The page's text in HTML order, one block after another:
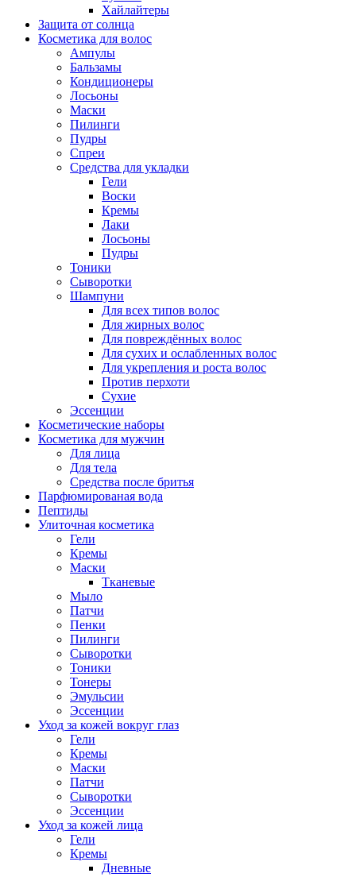
Хайлайтеры
Защита от солнца
Косметика для волос
Ампулы
Бальзамы
Кондиционеры
Лосьоны
Маски
Пилинги
Пудры
Спреи
Средства для укладки
Гели
Воски
Кремы
Лаки
Лосьоны
Пудры
Тоники
Сыворотки
Шампуни
Для всех типов волос
Для жирных волос
Для повреждённых волос
Для сухих и ослабленных волос
Для укрепления и роста волос
Против перхоти
Сухие
Эссенции
Косметические наборы
Косметика для мужчин
Для лица
Для тела
Средства после бритья
Парфюмированая вода
Пептиды
Улиточная косметика
Гели
Кремы
Маски
Тканевые
Мыло
Патчи
Пенки
Пилинги
Сыворотки
Тоники
Тонеры
Эмульсии
Эссенции
Уход за кожей вокруг глаз
Гели
Кремы
Маски
Патчи
Сыворотки
Эссенции
Уход за кожей лица
Гели
Кремы
Дневные